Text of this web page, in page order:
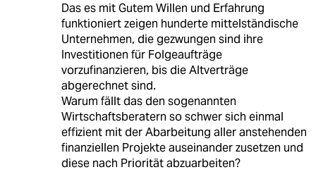
Das es mit Gutem Willen und Erfahrung
funktioniert zeigen hunderte mittelständische
Unternehmen, die gezwungen sind ihre
Investitionen für Folgeaufträge
vorzufinanzieren, bis die Altverträge
abgerechnet sind.
Warum fällt das den sogenannten
Wirtschaftsberatern so schwer sich einmal
effizient mit der Abarbeitung aller anstehenden
finanziellen Projekte auseinander zusetzen und
diese nach Priorität abzuarbeiten?